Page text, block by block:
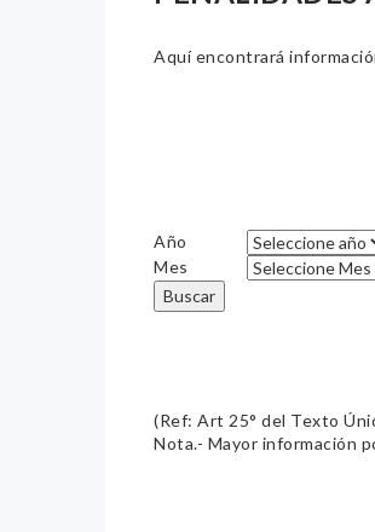
Aquí encontrará
Año
Mes
Buscar
(Ref: Art 25° del Texto
Nota.- Mayor información